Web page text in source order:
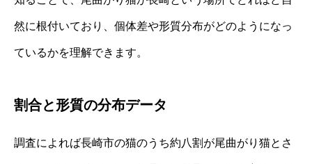
然に根付いており、個体差や形質分布がどのようになっ
ているかを理解できます。
割合と形質の分布データ
調査によれば長崎市の猫のうち約八割が尾曲がり猫とさ